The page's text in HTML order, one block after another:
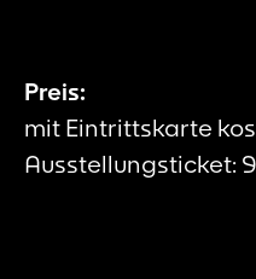
Preis:
mit Eintrittskarte
Ausstellungsticket: